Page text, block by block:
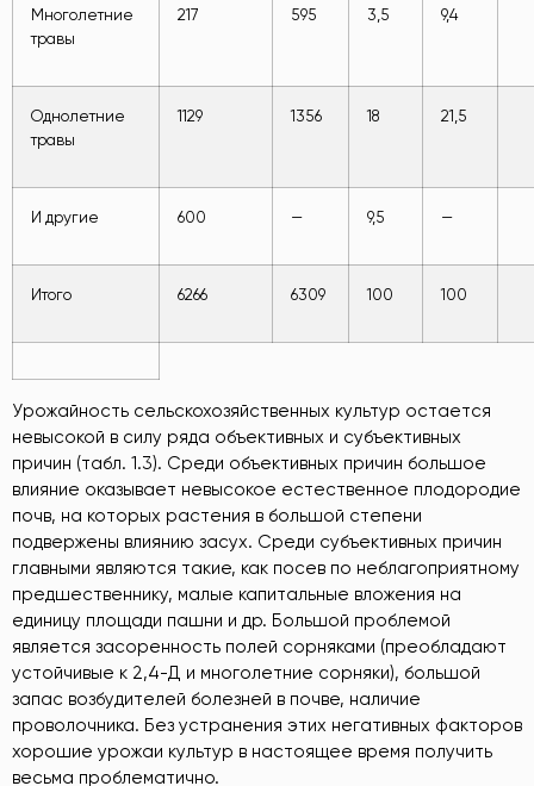
Многолетние
травы
217 595 3,5 9,4
Однолетние
травы
1129 1356 18 21,5
И другие 600 — 9,5 —
Итого 6266 6309 100 100
Урожайность сельскохозяйственных культур остается
невысокой в силу ряда объективных и субъективных
причин (табл. 1.3). Среди объективных причин большое
влияние оказывает невысокое естественное плодородие
почв, на которых растения в большой степени
подвержены влиянию засух. Среди субъективных причин
главными являются такие, как посев по неблагоприятному
предшественнику, малые капитальные вложения на
единицу площади пашни и др. Большой проблемой
является засоренность полей сорняками (преобладают
устойчивые к 2,4-Д и многолетние сорняки), большой
запас возбудителей болезней в почве, наличие
проволочника. Без устранения этих негативных факторов
хорошие урожаи культур в настоящее время получить
весьма проблематично.